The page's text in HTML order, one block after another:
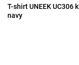
152
T-shirt UNEEK UC306
navy